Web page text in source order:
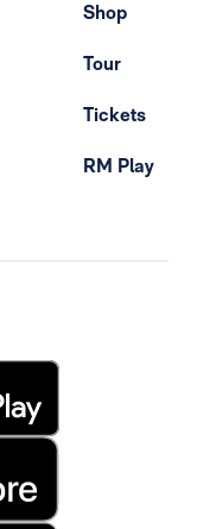
Shop
Tour
Tickets
RM Play